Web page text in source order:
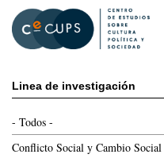
contenido
principal
Linea de investigación
- Todos -
Conflicto Social y Cambio Social